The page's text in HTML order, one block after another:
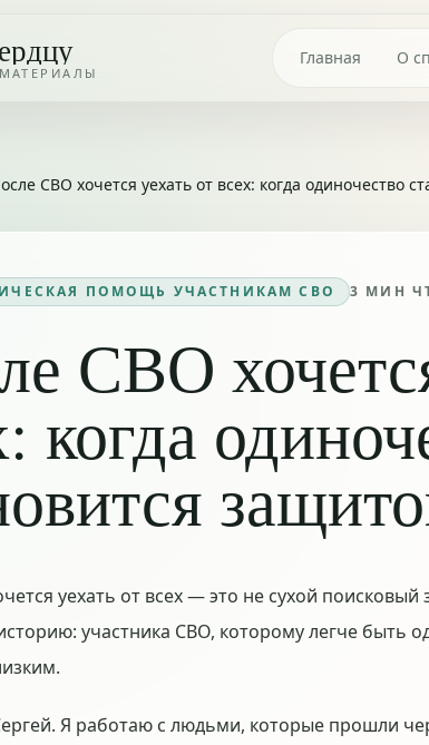
Главная О
СВО хочется уехать от всех: когда одиночество
ПОМОЩЬ УЧАСТНИКАМ СВО 3 МИН
СВО
когда
уехать от всех — это не сухой
участника СВО, которому легче быть
Я работаю с людьми, которые прошли